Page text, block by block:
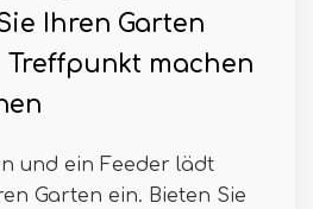
Ihren Garten
Treffpunkt machen
und ein Feeder lädt
Garten ein. Bieten Sie